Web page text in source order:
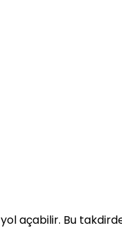
açabilir. Bu